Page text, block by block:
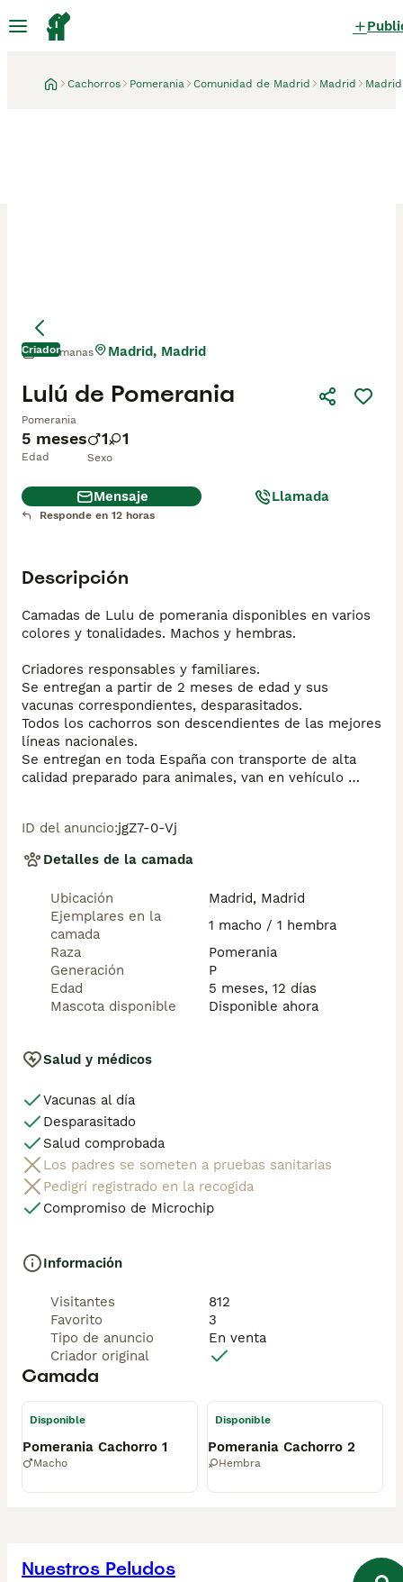
Cachorros Pomerania Comunidad de Madrid Madrid Madrid
Criador
5 meses
Edad
1 1
Sexo
Lulú de Pomerania
Pomerania
3 semanas Madrid, Madrid
Mensaje Llamada
Responde en 12 horas
Descripción
Camadas de Lulu de pomerania disponibles en varios
colores y tonalidades. Machos y hembras.
Criadores responsables y familiares.
Se entregan a partir de 2 meses de edad y sus
vacunas correspondientes, desparasitados.
Todos los cachorros son descendientes de las mejores
líneas nacionales.
Se entregan en toda España con transporte de alta
calidad preparado para animales, van en vehículo
Si tienes dudas o consultas sobre la raza, podemos
resolver tus dudas por whats app ;)
Abogamos por una cría nacional (no en países del
vocación en una cría ética y responsable, y que por
encima de todo, aman a los animales
ID del anuncio:jgZ7-0-Vj
Detalles de la camada
Ubicación
Madrid, Madrid
Ejemplares en la
camada
1 macho / 1 hembra
Raza
Pomerania
Generación
P
Edad
5 meses, 12 días
Mascota disponible
Disponible ahora
Salud y médicos
Vacunas al día
Desparasitado
Salud comprobada
Los padres se someten a pruebas sanitarias
Pedigrí registrado en la recogida
Compromiso de Microchip
Información
Visitantes
812
Favorito
3
Tipo de anuncio
En venta
Criador original
Camada
Disponible
Pomerania Cachorro 1
Macho
Disponible
Pomerania Cachorro 2
Hembra
Nuestros Peludos